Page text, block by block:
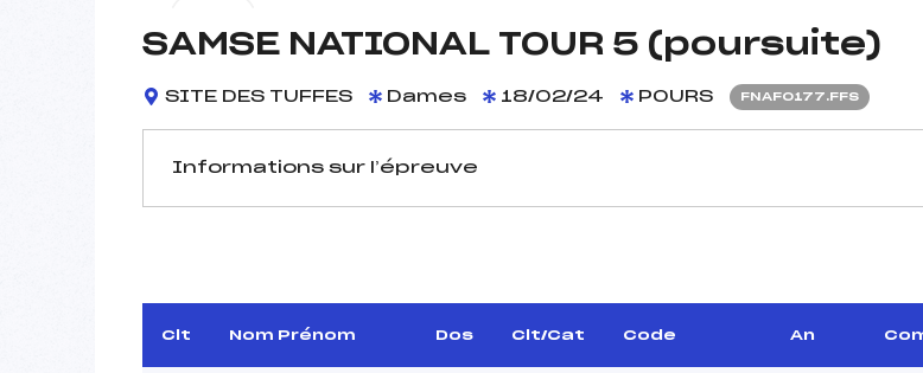
SAMSE NATIONAL TOUR 5 (poursuite)
SITE DES TUFFES Dames 18/02/24 POURS FNAF0177.FFS
Informations sur l’épreuve
D.T Adjoint :
DURAND POUDRET GERARD (DA)
Dir. Epreuve :
DELACROIX THIBAUT (MJ)
Point
Clt Nom Prénom Dos Clt/Cat Code An